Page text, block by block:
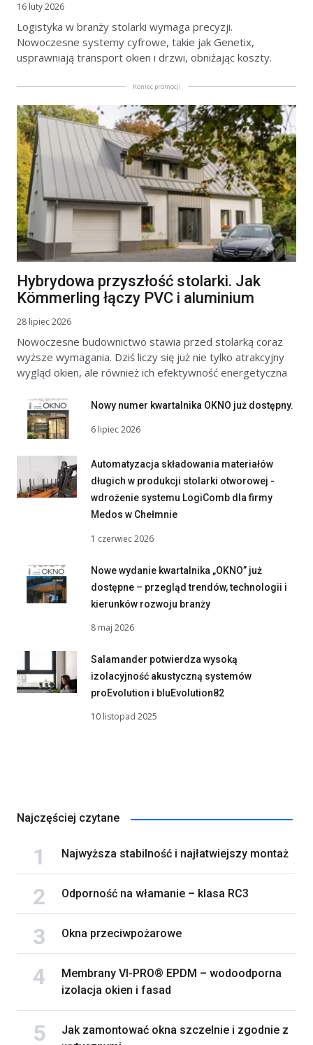
16 luty 2026
Logistyka w branży stolarki wymaga precyzji.
Nowoczesne systemy cyfrowe, takie jak Genetix,
usprawniają transport okien i drzwi, obniżając koszty.
Koniec promocji
Hybrydowa przyszłość stolarki. Jak
Kömmerling łączy PVC i aluminium
28 lipiec 2026
Nowoczesne budownictwo stawia przed stolarką coraz
wyższe wymagania. Dziś liczy się już nie tylko atrakcyjny
wygląd okien, ale również ich efektywność energetyczna
Nowy numer kwartalnika OKNO już dostępny.
6 lipiec 2026
Automatyzacja składowania materiałów
długich w produkcji stolarki otworowej -
wdrożenie systemu LogiComb dla firmy
Medos w Chełmnie
1 czerwiec 2026
Nowe wydanie kwartalnika „OKNO” już
dostępne – przegląd trendów, technologii i
kierunków rozwoju branży
8 maj 2026
Salamander potwierdza wysoką
izolacyjność akustyczną systemów
proEvolution i bluEvolution82
10 listopad 2025
Najczęściej czytane
Najwyższa stabilność i najłatwiejszy montaż
Odporność na włamanie – klasa RC3
Okna przeciwpożarowe
Membrany VI-PRO® EPDM – wodoodporna
izolacja okien i fasad
Jak zamontować okna szczelnie i zgodnie z